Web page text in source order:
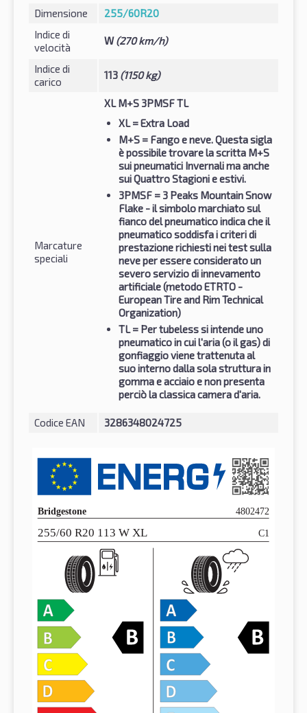
Dimensione
255/60R20
Indice di
velocità
W(270 km/h)
Indice di
carico
113 (1150 kg)
Marcature
speciali
XL M+S 3PMSF TL
XL= Extra Load
M+S = Fango e neve. Questa sigla
è possibile trovare la scritta M+S
sui pneumatici Invernali ma anche
sui Quattro Stagioni e estivi.
3PMSF = 3 Peaks Mountain Snow
Flake - il simbolo marchiato sul
fianco del pneumatico indica che il
pneumatico soddisfa i criteri di
prestazione richiesti nei test sulla
neve per essere considerato un
severo servizio di innevamento
artificiale (metodo ETRTO -
European Tire and Rim Technical
Organization)
TL= Per tubeless si intende uno
pneumatico in cui l'aria (o il gas) di
gonfiaggio viene trattenuta al
suo interno dalla sola struttura in
gomma e acciaio e non presenta
perciò la classica camera d'aria.
Codice EAN 3286348024725